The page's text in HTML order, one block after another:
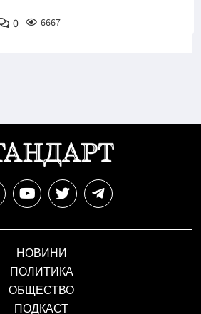
0 6667
НОВИНИ
ПОЛИТИКА
ОБЩЕСТВО
ПОДКАСТ